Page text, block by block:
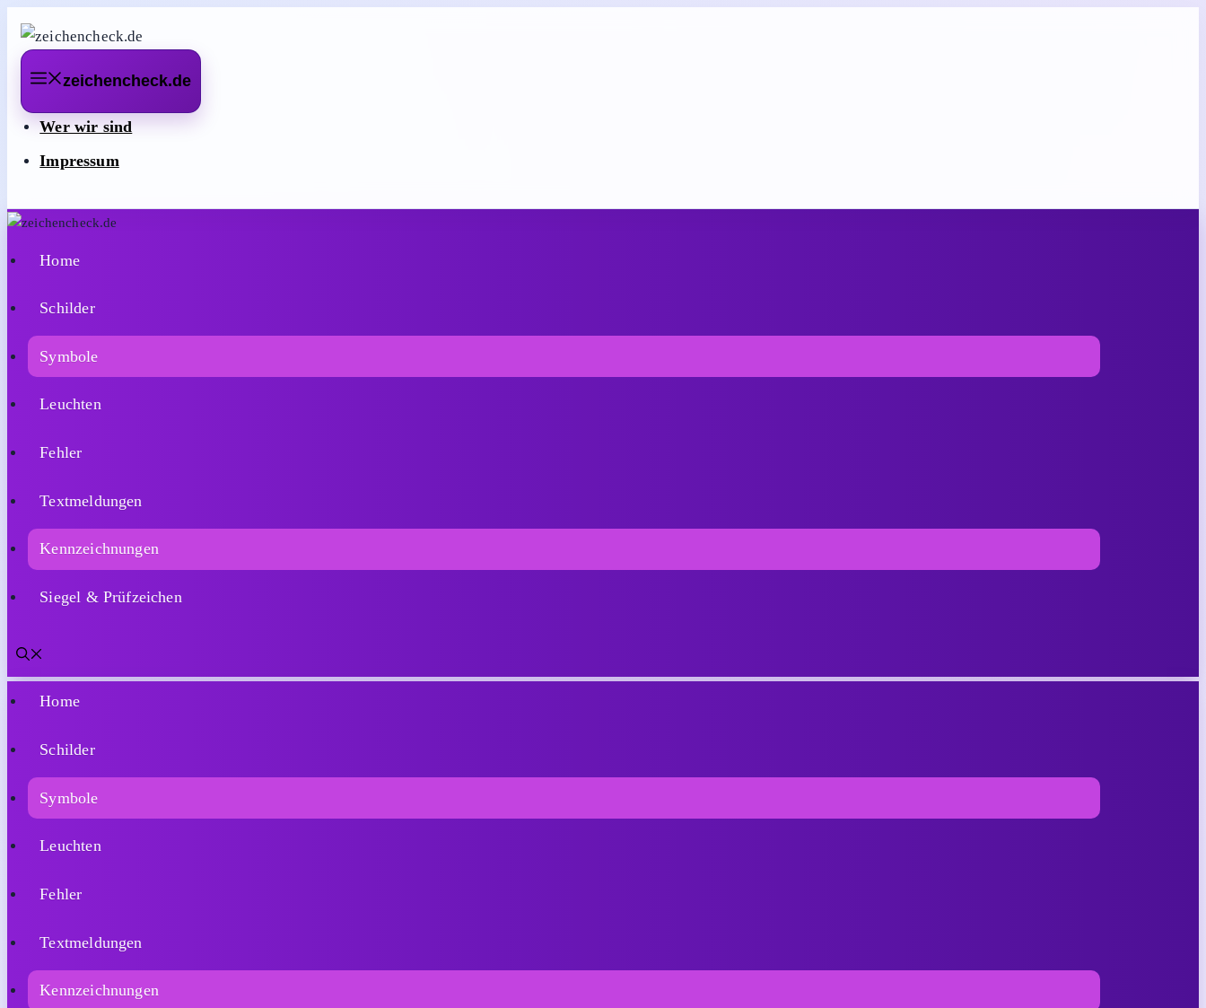
Zum
Inhalt
springen
zeichencheck.de
Wer wir sind
Impressum
Home
Schilder
Symbole
Leuchten
Fehler
Textmeldungen
Kennzeichnungen
Siegel & Prüfzeichen
Home
Schilder
Symbole
Leuchten
Fehler
Textmeldungen
Kennzeichnungen